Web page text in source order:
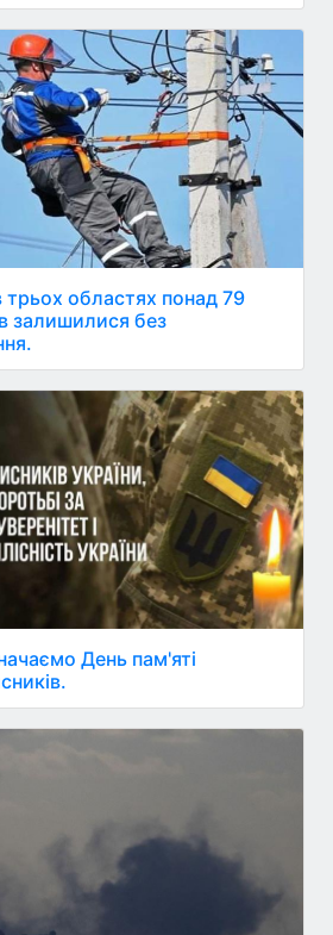
трьох областях понад 79
залишилися без
День пам'яті